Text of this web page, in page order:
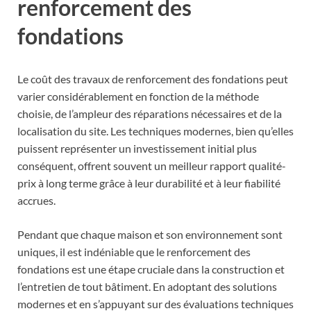
renforcement des
fondations
Le coût des travaux de renforcement des fondations peut
varier considérablement en fonction de la méthode
choisie, de l’ampleur des réparations nécessaires et de la
localisation du site. Les techniques modernes, bien qu’elles
puissent représenter un investissement initial plus
conséquent, offrent souvent un meilleur rapport qualité-
prix à long terme grâce à leur durabilité et à leur fiabilité
accrues.
Pendant que chaque maison et son environnement sont
uniques, il est indéniable que le renforcement des
fondations est une étape cruciale dans la construction et
l’entretien de tout bâtiment. En adoptant des solutions
modernes et en s’appuyant sur des évaluations techniques